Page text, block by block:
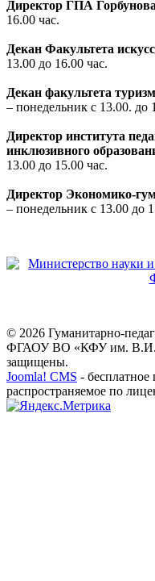
Директор ГПА
16.00 час.
Декан Факультета
13.00 до 16.00 час.
Декан факультета
– понедельник с 13.00. до
Директор института
инклюзивного
13.00 до 15.00 час.
Директор Экономико-
– понедельник с 13.00 до
© 2026 Гуманитарно-
ФГАОУ ВО «КФУ им. В.И.
защищены.
Joomla! CMS - бесплатное
распространяемое по